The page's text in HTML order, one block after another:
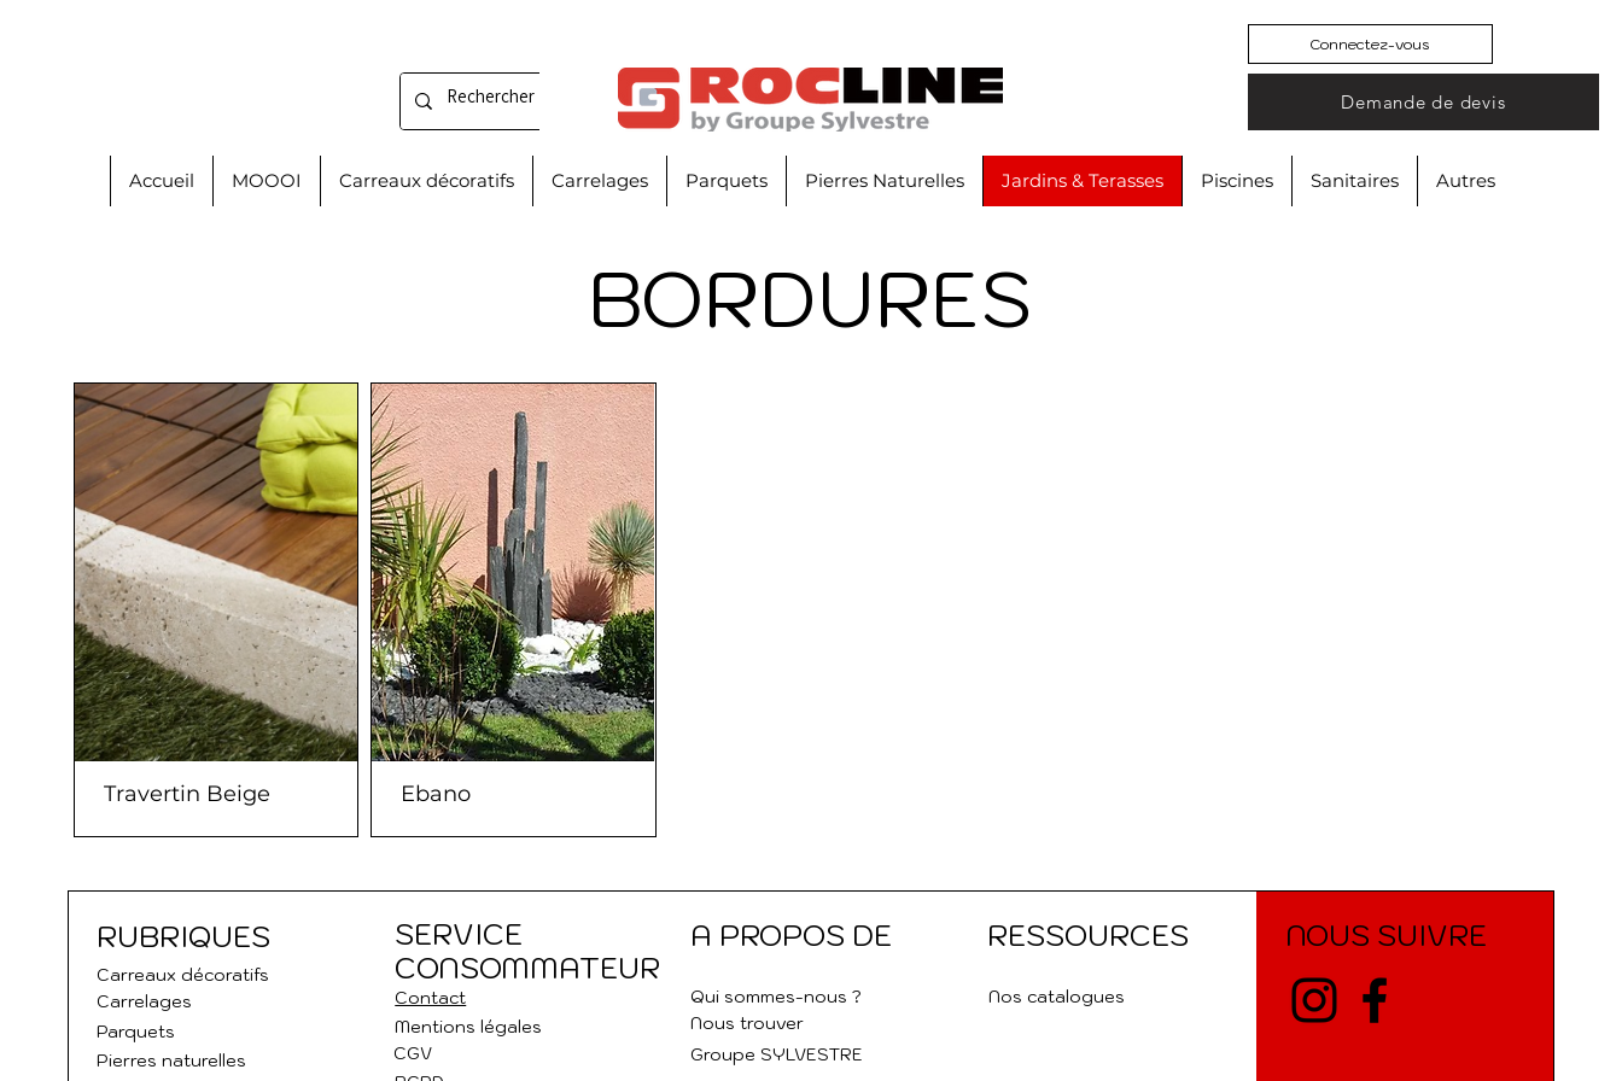
Connectez-vous
Demande de devis
Accueil MOOOI Carreaux décoratifs Carrelages Parquets Pierres Naturelles Jardins & Terasses Piscines Sanitaires Autres
BORDURES
Travertin Beige Ebano
RUBRIQUES
Carreaux décoratifs
Carrelages
Parquets
Pierres naturelles
SERVICE
CONSOMMATEUR
Contact
Mentions légales
CGV
A PROPOS DE
Qui sommes-nous ?
Nous trouver
Groupe SYLVESTRE
RESSOURCES
Nos catalogues
NOUS SUIVRE